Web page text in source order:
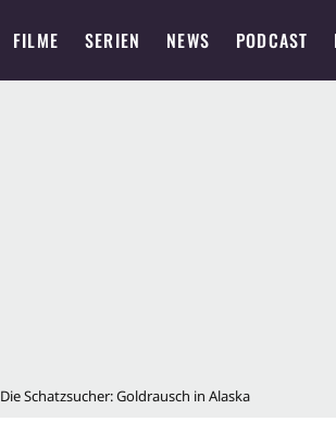
FILME SERIEN NEWS PODCAST
Die Schatzsucher: Goldrausch in Alaska